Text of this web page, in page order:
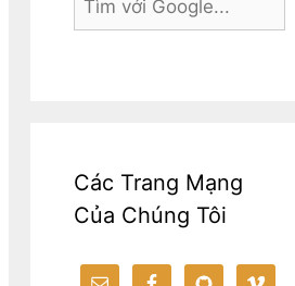
Các Trang Mạng
Của Chúng Tôi